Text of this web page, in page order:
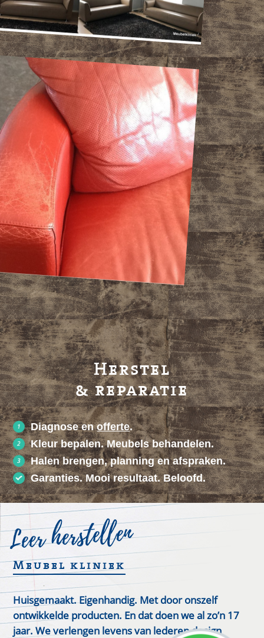
Herstel
& reparatie
Diagnose enofferte.
Kleur bepalen. Meubels behandelen.
Halen brengen, planning en afspraken.
Garanties. Mooi resultaat. Beloofd.
Leer herstellen
Meubel kliniek
Huisgemaakt. Eigenhandig. Met door onszelf
ontwikkelde producten. En dat doen we al zo’n 17
jaar. We verlengen levens van lederen design